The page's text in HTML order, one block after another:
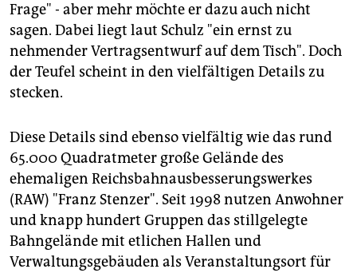
abo
genossenschaft
epaper login
Frage" - aber mehr möchte er dazu auch nicht
sagen. Dabei liegt laut Schulz "ein ernst zu
nehmender Vertragsentwurf auf dem Tisch". Doch
der Teufel scheint in den vielfältigen Details zu
stecken.
Diese Details sind ebenso vielfältig wie das rund
65.000 Quadratmeter große Gelände des
ehemaligen Reichsbahnausbesserungswerkes
(RAW) "Franz Stenzer". Seit 1998 nutzen Anwohner
und knapp hundert Gruppen das stillgelegte
Bahngelände mit etlichen Hallen und
Verwaltungsgebäuden als Veranstaltungsort für